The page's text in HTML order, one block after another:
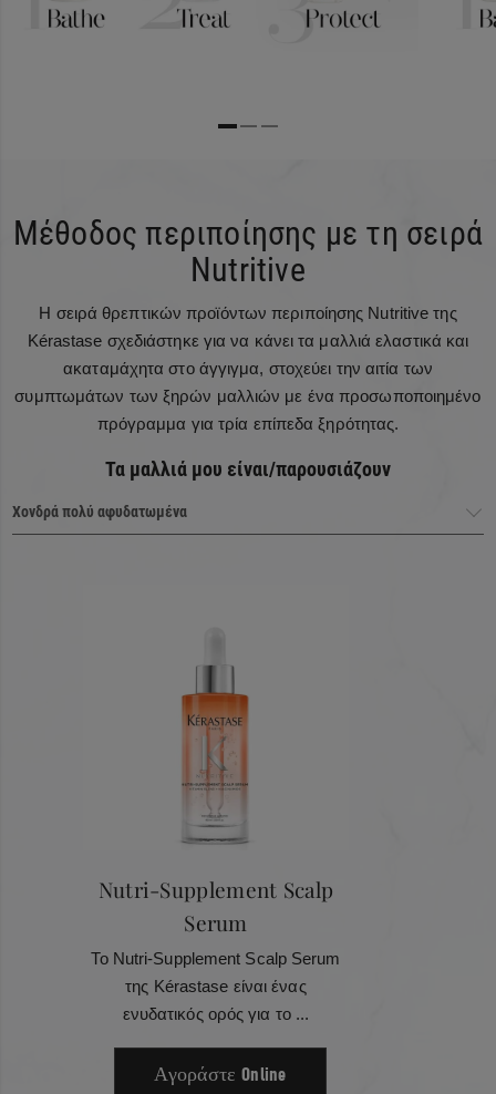
Μέθοδος περιποίησης με τη σειρά
Nutritive
Η σειρά θρεπτικών προϊόντων περιποίησης Nutritive της
Kérastase σχεδιάστηκε για να κάνει τα μαλλιά ελαστικά και
ακαταμάχητα στο άγγιγμα, στοχεύει την αιτία των
συμπτωμάτων των ξηρών μαλλιών με ένα προσωποποιημένο
πρόγραμμα για τρία επίπεδα ξηρότητας.
Τα μαλλιά μου είναι/παρουσιάζουν
1
Nutri-Supplement Scalp
Serum
Το Nutri-Supplement Scalp Serum
της Kérastase είναι ένας
ενυδατικός ορός για το ...
Αγοράστε Online